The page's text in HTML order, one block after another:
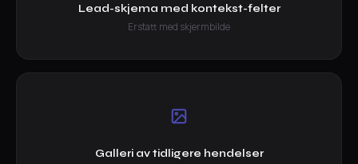
Lead-skjema med kontekst-felter
Erstatt med skjermbilde
Galleri av tidligere hendelser